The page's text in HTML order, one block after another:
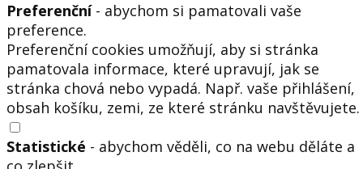
Preferenční- abychom si pamatovali vaše
preference.
Preferenční cookies umožňují, aby si stránka
pamatovala informace, které upravují, jak se
stránka chová nebo vypadá. Např. vaše přihlášení,
obsah košíku, zemi, ze které stránku navštěvujete.
Statistické - abychom věděli, co na webu děláte a